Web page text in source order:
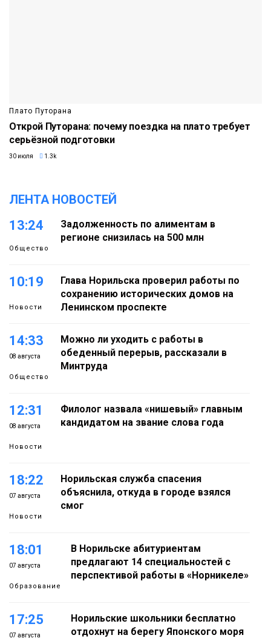
Плато Путорана
Открой Путорана: почему поездка на плато требует
серьёзной подготовки
30 июля 1.3k
ЛЕНТА НОВОСТЕЙ
13:24
Общество
Задолженность по алиментам в
регионе снизилась на 500 млн
10:19
Новости
Глава Норильска проверил работы по
сохранению исторических домов на
Ленинском проспекте
14:33
08 августа
Общество
Можно ли уходить с работы в
обеденный перерыв, рассказали в
Минтруда
12:31
08 августа
Новости
Филолог назвала «нишевый» главным
кандидатом на звание слова года
18:22
07 августа
Новости
Норильская служба спасения
объяснила, откуда в городе взялся
смог
18:01
07 августа
Образование
В Норильске абитуриентам
предлагают 14 специальностей с
перспективой работы в «Норникеле»
17:25
07 августа
Норильские школьники бесплатно
отдохнут на берегу Японского моря